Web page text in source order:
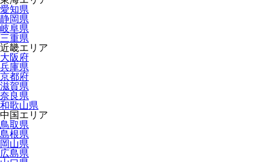
愛知県
静岡県
岐阜県
三重県
近畿エリア
大阪府
兵庫県
京都府
滋賀県
奈良県
和歌山県
中国エリア
鳥取県
島根県
岡山県
広島県